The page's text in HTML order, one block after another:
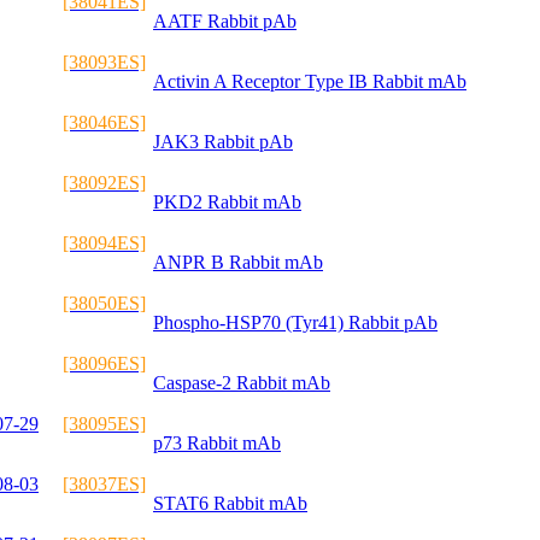
29
03
AATF Rabbit pAb
[38093ES]
Activin A Receptor Type IB Rabbit mAb
[38046ES]
JAK3 Rabbit pAb
[38092ES]
PKD2 Rabbit mAb
[38094ES]
ANPR B Rabbit mAb
[38050ES]
Phospho-HSP70 (Tyr41) Rabbit pAb
[38096ES]
Caspase-2 Rabbit mAb
[38095ES]
p73 Rabbit mAb
[38037ES]
STAT6 Rabbit mAb